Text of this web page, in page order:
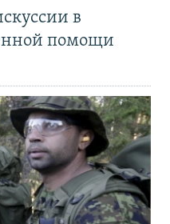
в
помощи